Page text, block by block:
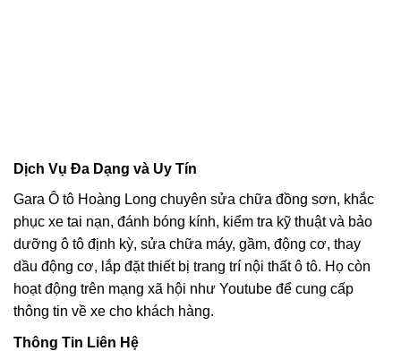
Dịch Vụ Đa Dạng và Uy Tín
Gara Ô tô Hoàng Long chuyên sửa chữa đồng sơn, khắc
phục xe tai nạn, đánh bóng kính, kiểm tra kỹ thuật và bảo
dưỡng ô tô định kỳ, sửa chữa máy, gầm, động cơ, thay
dầu động cơ, lắp đặt thiết bị trang trí nội thất ô tô. Họ còn
hoạt động trên mạng xã hội như Youtube để cung cấp
thông tin về xe cho khách hàng.
Thông Tin Liên Hệ